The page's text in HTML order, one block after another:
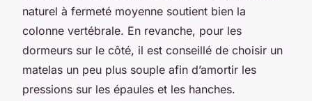
naturel à fermeté moyenne soutient bien la
colonne vertébrale. En revanche, pour les
dormeurs sur le côté, il est conseillé de choisir un
matelas un peu plus souple afin d’amortir les
pressions sur les épaules et les hanches.